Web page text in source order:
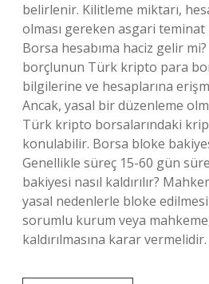
belirlenir. Kilitleme miktarı,
olması gereken asgari teminat
Borsa hesabıma haciz gelir
borçlunun Türk kripto para
bilgilerine ve hesaplarına
Ancak, yasal bir düzenleme
Türk kripto borsalarındaki
konulabilir. Borsa bloke
Genellikle süreç 15-60 gün
bakiyesi nasıl kaldırılır?
yasal nedenlerle bloke
sorumlu kurum veya
kaldırılmasına karar